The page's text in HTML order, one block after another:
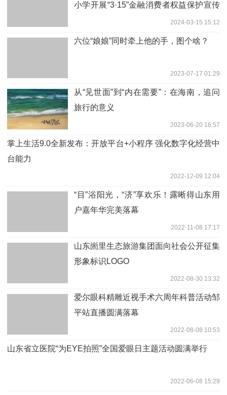
小学开展“3·15”金融消费者权益保护宣传
2024-03-15 15:12
六位“娘娘”同时牵上他的手，图个啥？
2023-07-17 01:29
从“见世面”到“内在需要”：在海南，追问
旅行的意义
2023-06-20 16:57
掌上生活9.0全新发布：开放平台+小程序 强化数字化经营中
台能力
2022-12-09 12:04
“目”浴阳光，“济”享欢乐！露晰得山东用
户嘉年华完美落幕
2022-11-08 17:17
山东崮里生态旅游集团面向社会公开征集
形象标识LOGO
2022-08-30 13:32
爱尔眼科精雕近视手术六周年科普活动邹
平站直播圆满落幕
2022-08-08 10:53
山东省立医院“为EYE拍照”全国爱眼日主题活动圆满举行
2022-06-08 15:29